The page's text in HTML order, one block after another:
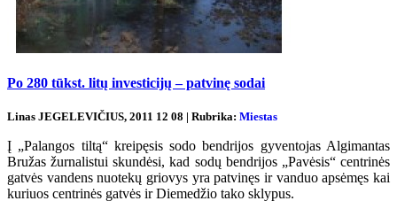
Po 280 tūkst. litų investicijų – patvinę sodai
Linas JEGELEVIČIUS, 2011 12 08 | Rubrika: Miestas
Į „Palangos tiltą“ kreipęsis sodo bendrijos gyventojas Algimantas
Bružas žurnalistui skundėsi, kad sodų bendrijos „Pavėsis“ centrinės
gatvės vandens nuotekų griovys yra patvinęs ir vanduo apsėmęs kai
kuriuos centrinės gatvės ir Diemedžio tako sklypus.